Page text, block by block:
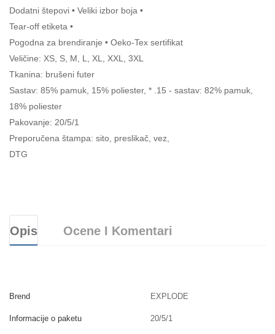
Dodatni štepovi • Veliki izbor boja •
Tear-off etiketa •
Pogodna za brendiranje • Oeko-Tex sertifikat
Veličine: XS, S, M, L, XL, XXL, 3XL
Tkanina: brušeni futer
Sastav: 85% pamuk, 15% poliester, * .15 - sastav: 82% pamuk,
18% poliester
Pakovanje: 20/5/1
Preporučena štampa: sito, preslikač, vez,
DTG
Opis Ocene I Komentari
Brend EXPLODE
Informacije o paketu 20/5/1